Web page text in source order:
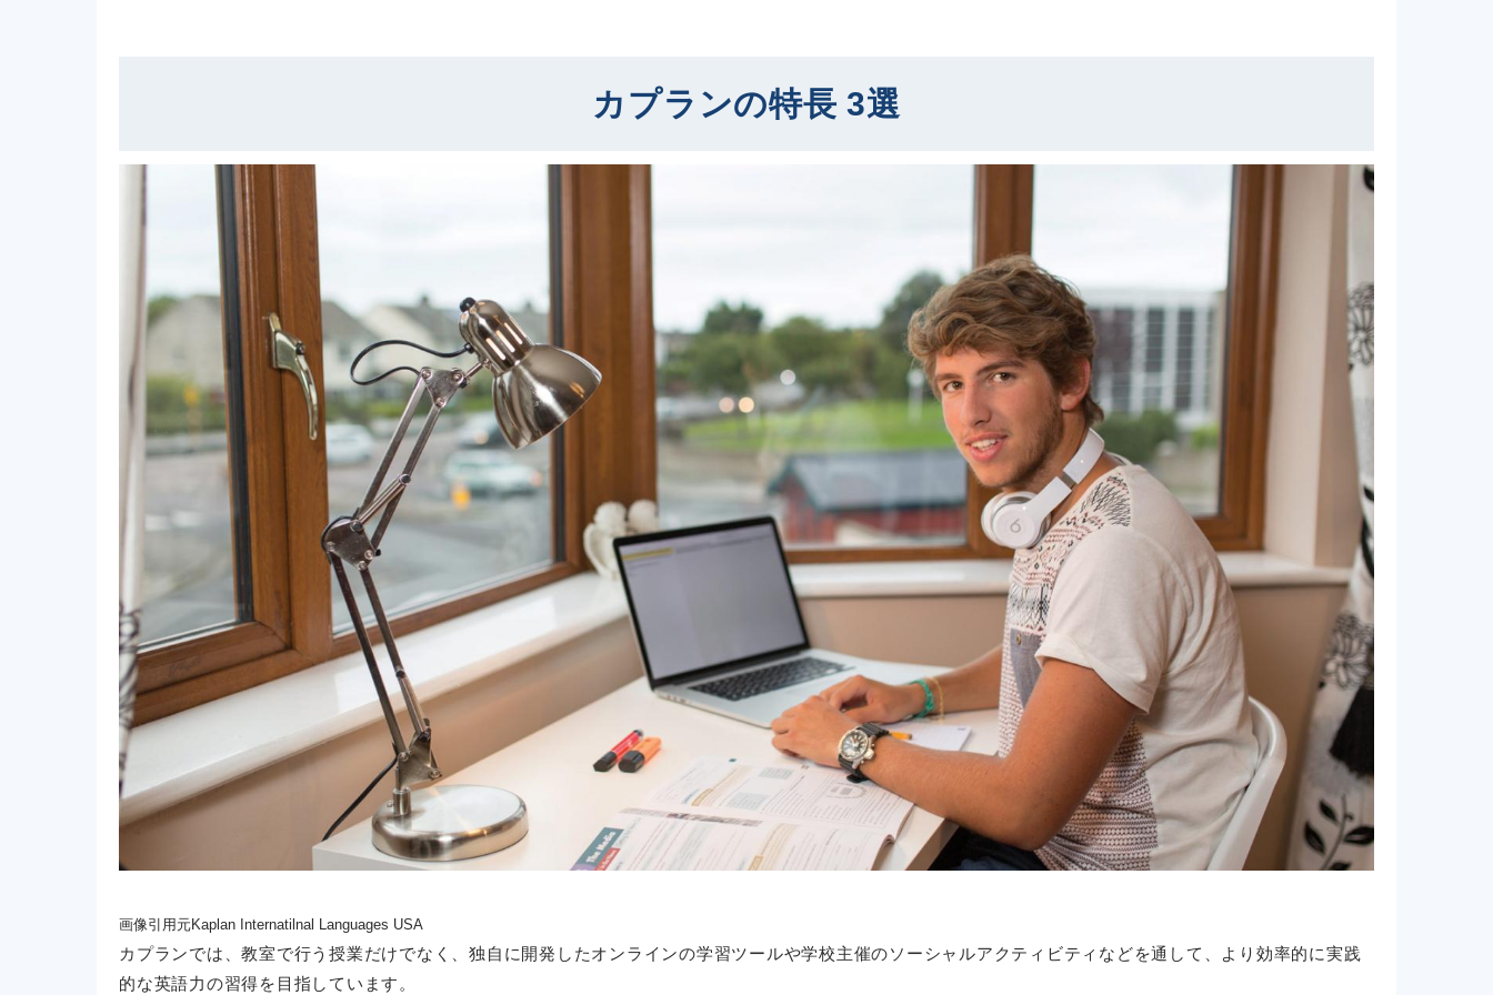
カプランの特長 3選
画像引用元Kaplan Internatilnal Languages USA
カプランでは、教室で行う授業だけでなく、独自に開発したオンラインの学習ツールや学校主催のソーシャルアクティビティなどを通して、より効率的に実践
的な英語力の習得を目指しています。